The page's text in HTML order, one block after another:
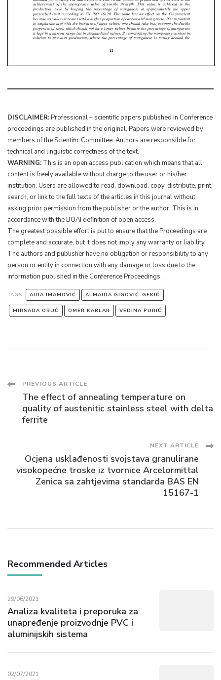
DISCLAIMER:Professional – scientific papers published in Conference
proceedings are published in the original. Papers were reviewed by
members of the Scientific Committee. Authors are responsible for
technical and linguistic correctness of the text.
WARNING: This is an open access publication which means that all
content is freely available without charge to the user or his/her
institution. Users are allowed to read, download, copy, distribute, print,
search, or link to the full texts of the articles in this journal without
asking prior permission from the publisher or the author. This is in
accordance with the BOAI definition of open access.
The greatest possible effort is put to ensure that the Proceedings are
complete and accurate, but it does not imply any warranty or liability.
The authors and publisher have no obligation or responsibility to any
person or entity in connection with any damage or loss due to the
information published in the Conference Proceedings.
TAGS: AIDA IMAMOVIĆ ALMAIDA GIGOVIĆ-GEKIĆ
MIRSADA ORUČ OMER KABLAR VEDINA PURIĆ
Post
Navigation
PREVIOUS ARTICLE
The effect of annealing temperature on
quality of austenitic stainless steel with delta
ferrite
NEXT ARTICLE
Ocjena usklađenosti svojstava granulirane
visokopećne troske iz tvornice Arcelormittal
Zenica sa zahtjevima standarda BAS EN
15167-1
Recommended Articles
29/06/2021
Analiza kvaliteta i preporuka za
unapređenje proizvodnje PVC i
aluminijskih sistema
02/07/2021